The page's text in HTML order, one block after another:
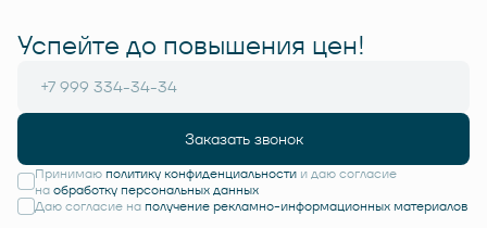
Успейте до повышения цен!
Заказать звонок
Принимаю политику конфиденциальностии даю согласие
на обработку персональных данных
Даю согласие на получение рекламно-информационных материалов